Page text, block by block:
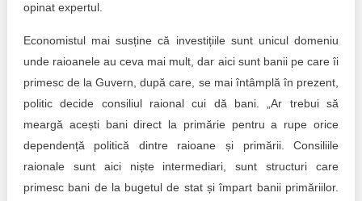
opinat expertul.
Economistul mai susține că investițiile sunt unicul domeniu
unde raioanele au ceva mai mult, dar aici sunt banii pe care îi
primesc de la Guvern, după care, se mai întâmplă în prezent,
politic decide consiliul raional cui dă bani. „Ar trebui să
meargă acești bani direct la primărie pentru a rupe orice
dependență politică dintre raioane și primării. Consiliile
raionale sunt aici niște intermediari, sunt structuri care
primesc bani de la bugetul de stat și împart banii primăriilor.